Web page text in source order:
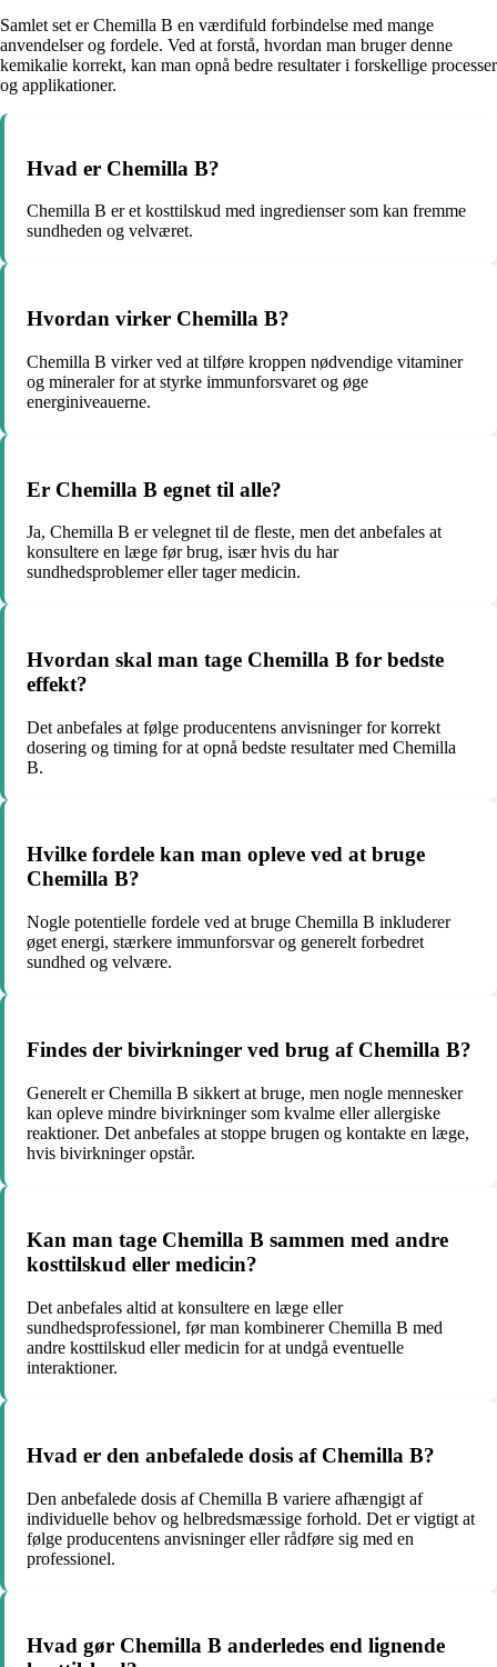
Samlet set er Chemilla B en værdifuld forbindelse med mange
anvendelser og fordele. Ved at forstå, hvordan man bruger denne
kemikalie korrekt, kan man opnå bedre resultater i forskellige processer
og applikationer.
Hvad er Chemilla B?
Chemilla B er et kosttilskud med ingredienser som kan fremme
sundheden og velværet.
Hvordan virker Chemilla B?
Chemilla B virker ved at tilføre kroppen nødvendige vitaminer
og mineraler for at styrke immunforsvaret og øge
energiniveauerne.
Er Chemilla B egnet til alle?
Ja, Chemilla B er velegnet til de fleste, men det anbefales at
konsultere en læge før brug, især hvis du har
sundhedsproblemer eller tager medicin.
Hvordan skal man tage Chemilla B for bedste
effekt?
Det anbefales at følge producentens anvisninger for korrekt
dosering og timing for at opnå bedste resultater med Chemilla
B.
Hvilke fordele kan man opleve ved at bruge
Chemilla B?
Nogle potentielle fordele ved at bruge Chemilla B inkluderer
øget energi, stærkere immunforsvar og generelt forbedret
sundhed og velvære.
Findes der bivirkninger ved brug af Chemilla B?
Generelt er Chemilla B sikkert at bruge, men nogle mennesker
kan opleve mindre bivirkninger som kvalme eller allergiske
reaktioner. Det anbefales at stoppe brugen og kontakte en læge,
hvis bivirkninger opstår.
Kan man tage Chemilla B sammen med andre
kosttilskud eller medicin?
Det anbefales altid at konsultere en læge eller
sundhedsprofessionel, før man kombinerer Chemilla B med
andre kosttilskud eller medicin for at undgå eventuelle
interaktioner.
Hvad er den anbefalede dosis af Chemilla B?
Den anbefalede dosis af Chemilla B variere afhængigt af
individuelle behov og helbredsmæssige forhold. Det er vigtigt at
følge producentens anvisninger eller rådføre sig med en
professionel.
Hvad gør Chemilla B anderledes end lignende